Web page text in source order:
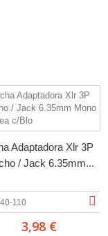
Adaptadora Xlr 3P
/ Jack 6.35mm...
40-110
3,98 €